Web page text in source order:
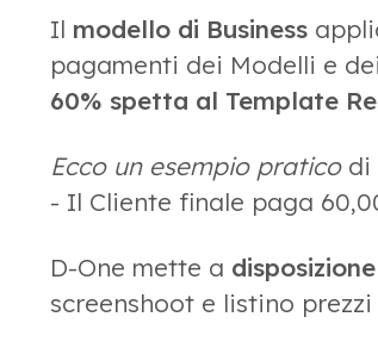
Il modello di Business
pagamenti dei Modelli e
60% spetta al Template
Ecco un esempio praticodi
- Il Cliente finale paga
D-One mette a
screenshoot e listino